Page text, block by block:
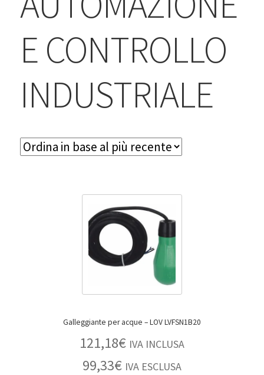
BLOG
Accedi/Registrati
E CONTROLLO
INDUSTRIALE
Galleggiante per acque – LOV LVFSN1B20
121,18€ IVA INCLUSA
99,33€ IVA ESCLUSA